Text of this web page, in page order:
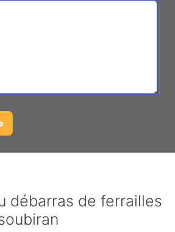
débarras de ferrailles